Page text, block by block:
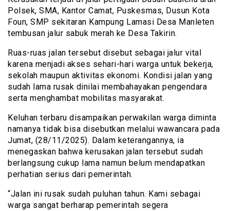
Polsek, SMA, Kantor Camat, Puskesmas, Dusun Kota
Foun, SMP sekitaran Kampung Lamasi Desa Manleten
tembusan jalur sabuk merah ke Desa Takirin.
Ruas-ruas jalan tersebut disebut sebagai jalur vital
karena menjadi akses sehari-hari warga untuk bekerja,
sekolah maupun aktivitas ekonomi. Kondisi jalan yang
sudah lama rusak dinilai membahayakan pengendara
serta menghambat mobilitas masyarakat.
Keluhan terbaru disampaikan perwakilan warga diminta
namanya tidak bisa disebutkan melalui wawancara pada
Jumat, (28/11/2025). Dalam keterangannya, ia
menegaskan bahwa kerusakan jalan tersebut sudah
berlangsung cukup lama namun belum mendapatkan
perhatian serius dari pemerintah.
“Jalan ini rusak sudah puluhan tahun. Kami sebagai
warga sangat berharap pemerintah segera